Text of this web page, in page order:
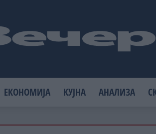
ЕКОНОМИЈА КУЈНА АНАЛИЗА